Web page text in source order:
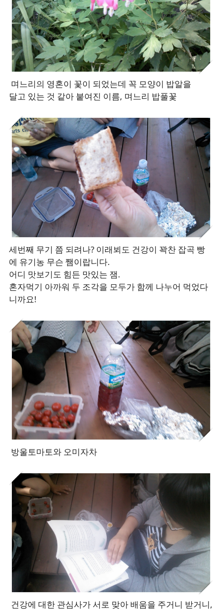
며느리의 영혼이 꽃이 되었는데 꼭 모양이 밥알을
달고 있는 것 같아 붙여진 이름, 며느리 밥풀꽃
세번째 무기 쯤 되려나? 이래뵈도 건강이 꽉찬 잡곡 빵
에 유기농 무슨 쨈이랍니다.
어디 맛보기도 힘든 맛있는 잼.
혼자먹기 아까워 두 조각을 모두가 함께 나누어 먹었다
니까요!
방울토마토와 오미자차
건강에 대한 관심사가 서로 맞아 배움을 주거니 받거니,